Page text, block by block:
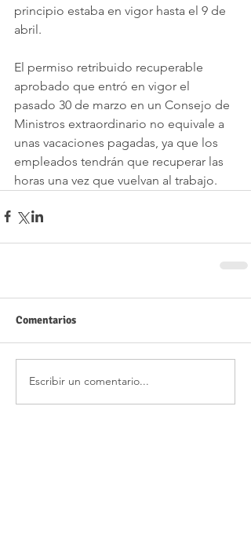
principio estaba en vigor hasta el 9 de
abril.
El permiso retribuido recuperable
aprobado que entró en vigor el
pasado 30 de marzo en un Consejo de
Ministros extraordinario no equivale a
unas vacaciones pagadas, ya que los
empleados tendrán que recuperar las
horas una vez que vuelvan al trabajo.
Comentarios
Escribir un comentario...